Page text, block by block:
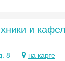
и
8 на карте